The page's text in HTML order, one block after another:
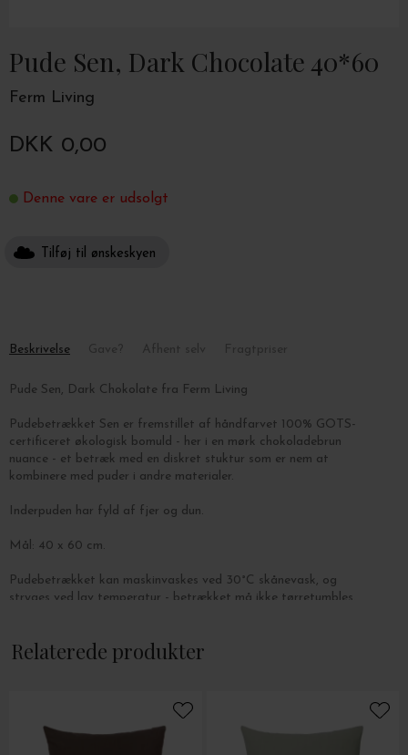
Pude Sen, Dark Chocolate 40*60
Ferm Living
DKK 0,00
Denne vare er udsolgt
Tilføj til ønskeskyen
Beskrivelse
Pude Sen, Dark Chokolate fra Ferm Living
Pudebetrækket Sen er fremstillet af håndfarvet 100% GOTS-
certificeret økologisk bomuld - her i en mørk chokoladebrun
nuance - et betræk med en diskret stuktur som er nem at
kombinere med puder i andre materialer.
Inderpuden har fyld af fjer og dun.
Mål: 40 x 60 cm.
Pudebetrækket kan maskinvaskes ved 30°C skånevask, og
stryges ved lav temperatur - betrækket må ikke tørretumbles.
Relaterede produkter